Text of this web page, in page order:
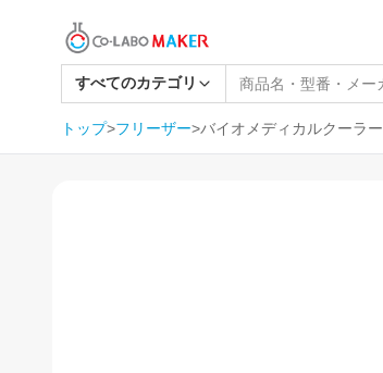
すべてのカテゴリ
トップ>フリーザー>バイオメディカルクーラー